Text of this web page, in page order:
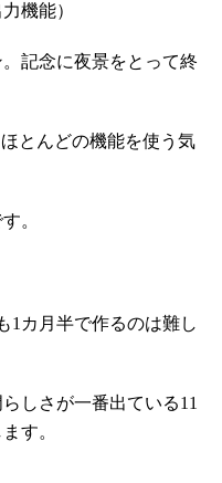
機能）
記念に夜景をとって終
とんどの機能を使う気
。
カ月半で作るのは難し
しさが一番出ている11
す。